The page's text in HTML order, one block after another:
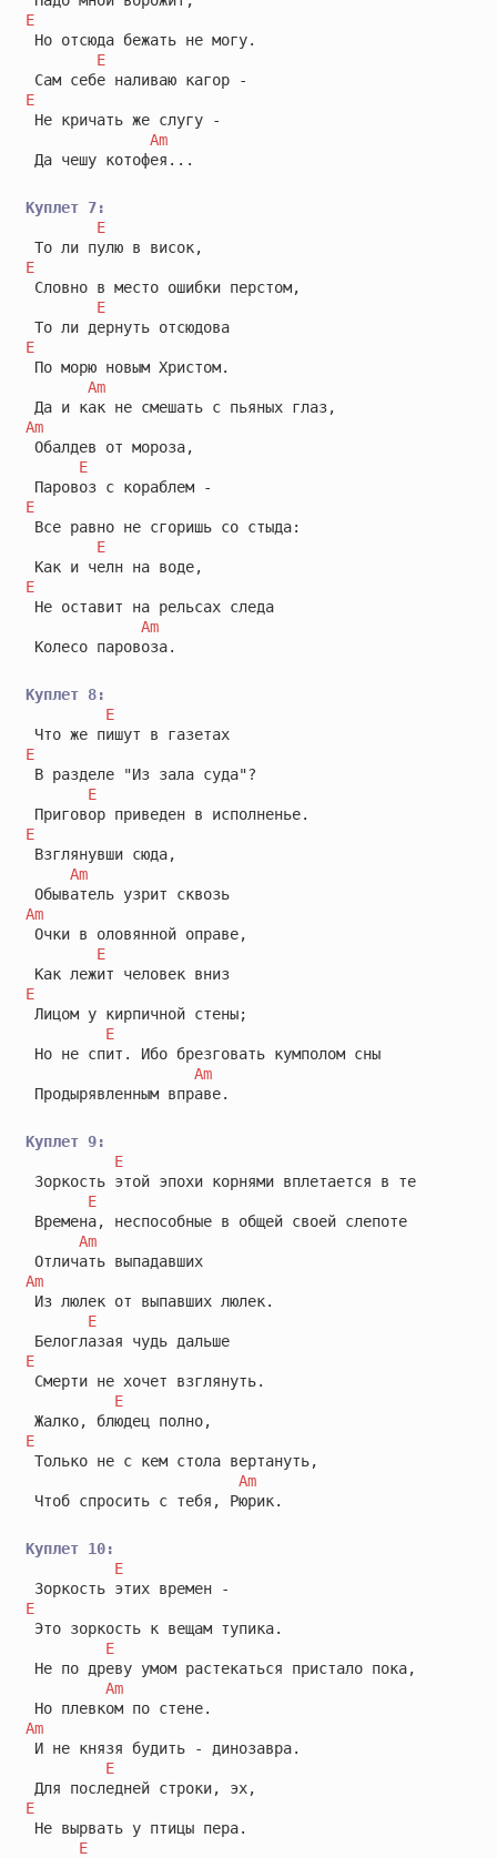
E
Но отсюда бежать не могу.
E
E
Не кричать же слугу -
Am
Да чешу котофея...
Куплет 7:
E
E
Словно в место ошибки перстом,
E
E
По морю новым Христом.
Am
Am
Обалдев от мороза,
E
E
Все равно не сгоришь со стыда:
E
E
Не оставит на рельсах следа
Am
Колесо паровоза.
Куплет 8:
E
E
В разделе "Из зала суда"?
E
E
Взглянувши сюда,
Am
Am
Очки в оловянной оправе,
E
E
Лицом у кирпичной стены;
E
Но не спит. Ибо брезговать кумполом сны
Am
Продырявленным вправе.
Куплет 9:
E
Зоркость этой эпохи корнями вплетается в те
E
Времена, неспособные в общей своей слепоте
Am
Am
Из люлек от выпавших люлек.
E
E
Смерти не хочет взглянуть.
E
E
Только не с кем стола вертануть,
Am
Чтоб спросить с тебя, Рюрик.
Куплет 10:
E
E
Это зоркость к вещам тупика.
E
Не по древу умом растекаться пристало пока,
Am
Am
И не князя будить - динозавра.
E
E
Не вырвать у птицы пера.
E